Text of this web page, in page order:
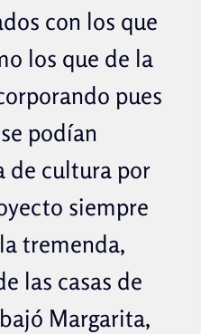
con los que
los que de la
pues
podían
de cultura por
siempre
tremenda,
las casas de
Margarita,